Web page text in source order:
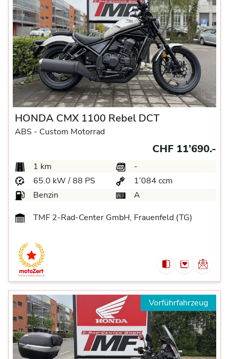
HONDA CMX 1100 Rebel DCT
ABS - Custom Motorrad
CHF 11’690.-
1 km
-
65.0 kW / 88 PS
1’084 ccm
Benzin
A
TMF 2-Rad-Center GmbH, Frauenfeld (TG)
Vorführfahrzeug